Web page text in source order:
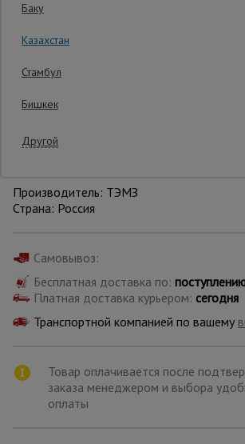
Оборудование
для работы с
Оборудование
Уточнить цену
Производитель: ТЭМЗ
Страна: Россия
Самовывоз:
Бесплатная доставка по:
Платная доставка курьером: сегодня
Транспортной компанией по вашему
Товар оплачивается после
заказа менеджером и выбора
оплаты
Баку
Казахстан
Стамбул
Бишкек
Другой